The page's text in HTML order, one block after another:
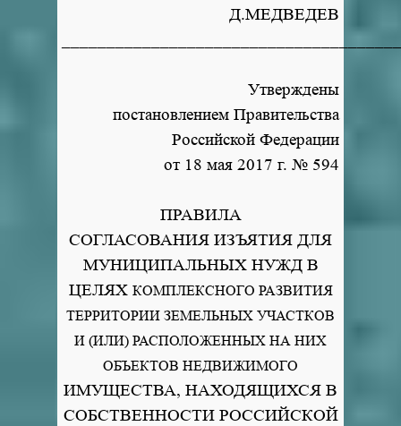
Д.МЕДВЕДЕВ
Утверждены
постановлением Правительства
Российской Федерации
от 18 мая 2017 г. № 594
ПРАВИЛА
СОГЛАСОВАНИЯ ИЗЪЯТИЯ ДЛЯ
МУНИЦИПАЛЬНЫХ НУЖД В
ЦЕЛЯХ КОМПЛЕКСНОГО РАЗВИТИЯ
ТЕРРИТОРИИ ЗЕМЕЛЬНЫХ УЧАСТКОВ
И (ИЛИ) РАСПОЛОЖЕННЫХ НА НИХ
ОБЪЕКТОВ НЕДВИЖИМОГО
ИМУЩЕСТВА, НАХОДЯЩИХСЯ В
СОБСТВЕННОСТИ РОССИЙСКОЙ